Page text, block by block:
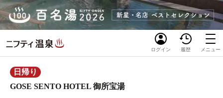
ログイン 履歴 メニュー
日帰り
GOSE SENTO HOTEL 御所宝湯